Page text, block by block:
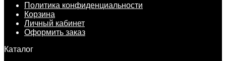
Политика конфиденциальности
Корзина
Личный кабинет
Оформить заказ
Каталог